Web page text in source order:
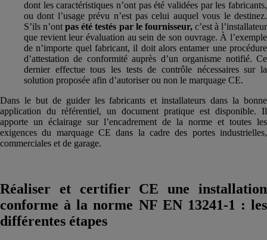
dont les caractéristiques n’ont pas été validées par les fabricants,
ou dont l’usage prévu n’est pas celui auquel vous le destinez.
S’ils n’ontpas été testés par le fournisseur,c’est à l’installateur
que revient leur évaluation au sein de son ouvrage. À l’exemple
de n’importe quel fabricant, il doit alors entamer une procédure
d’attestation de conformité auprès d’un organisme notifié. Ce
dernier effectue tous les tests de contrôle nécessaires sur la
solution proposée afin d’autoriser ou non le marquage CE.
Dans le but de guider les fabricants et installateurs dans la bonne
application du référentiel, un document pratique est disponible. Il
apporte un éclairage sur l’encadrement de la norme et toutes les
exigences du marquage CE dans la cadre des portes industrielles,
commerciales et de garage.
Réaliser et certifier CE une installation
conforme à la norme NF EN 13241-1 : les
différentes étapes